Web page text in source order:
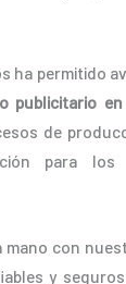
ha permitido
publicitario
de
para los
mano con
y